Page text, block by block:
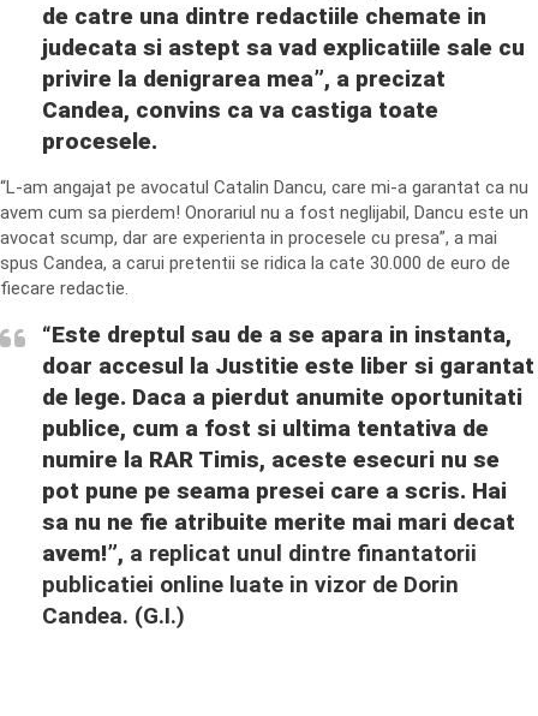
de catre una dintre redactiile chemate in
judecata si astept sa vad explicatiile sale cu
privire la denigrarea mea”, a precizat
Candea, convins ca va castiga toate
procesele.
“L-am angajat pe avocatul Catalin Dancu, care mi-a garantat ca nu
avem cum sa pierdem! Onorariul nu a fost neglijabil, Dancu este un
avocat scump, dar are experienta in procesele cu presa”, a mai
spus Candea, a carui pretentii se ridica la cate 30.000 de euro de
fiecare redactie.
“Este dreptul sau de a se apara in instanta,
doar accesul la Justitie este liber si garantat
de lege. Daca a pierdut anumite oportunitati
publice, cum a fost si ultima tentativa de
numire la RAR Timis, aceste esecuri nu se
pot pune pe seama presei care a scris. Hai
sa nu ne fie atribuite merite mai mari decat
avem!”, a replicat unul dintre finantatorii
publicatiei online luate in vizor de Dorin
Candea. (G.I.)